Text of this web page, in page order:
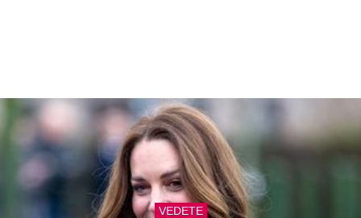
VEDETE